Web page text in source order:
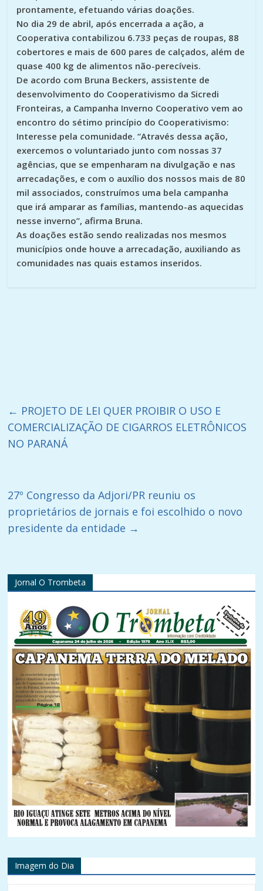
prontamente, efetuando várias doações.
No dia 29 de abril, após encerrada a ação, a
Cooperativa contabilizou 6.733 peças de roupas, 88
cobertores e mais de 600 pares de calçados, além de
quase 400 kg de alimentos não-perecíveis.
De acordo com Bruna Beckers, assistente de
desenvolvimento do Cooperativismo da Sicredi
Fronteiras, a Campanha Inverno Cooperativo vem ao
encontro do sétimo princípio do Cooperativismo:
Interesse pela comunidade. “Através dessa ação,
exercemos o voluntariado junto com nossas 37
agências, que se empenharam na divulgação e nas
arrecadações, e com o auxílio dos nossos mais de 80
mil associados, construímos uma bela campanha
que irá amparar as famílias, mantendo-as aquecidas
nesse inverno”, afirma Bruna.
As doações estão sendo realizadas nos mesmos
municípios onde houve a arrecadação, auxiliando as
comunidades nas quais estamos inseridos.
← PROJETO DE LEI QUER PROIBIR O USO E
COMERCIALIZAÇÃO DE CIGARROS ELETRÔNICOS
NO PARANÁ
27º Congresso da Adjori/PR reuniu os
proprietários de jornais e foi escolhido o novo
presidente da entidade →
Jornal O Trombeta
Imagem do Dia